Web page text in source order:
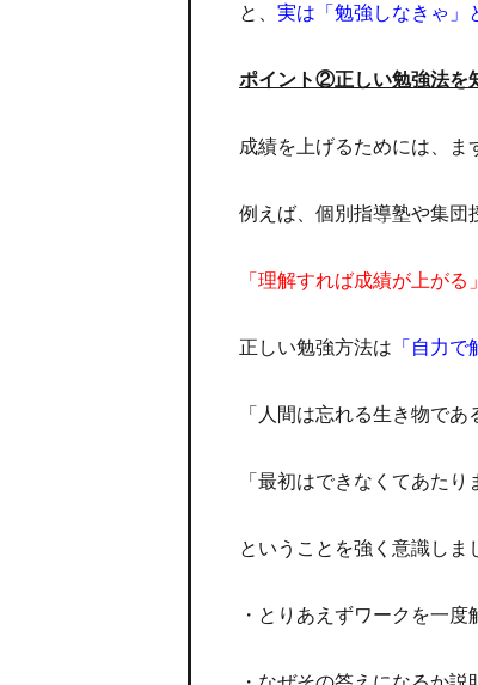
と、 実は「勉強しなきゃ」
ポイント②正しい勉強法を
成績を上げるためには、ま
例えば、個別指導塾や集団
「理解すれば成績が上が
正しい勉強方法は 「自力で
「人間は忘れる生き物であ
「最初はできなくてあたり
ということを強く意識しま
・とりあえずワークを一